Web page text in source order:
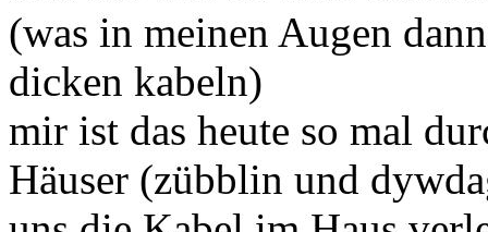
(was in meinen Augen
dicken kabeln)
mir ist das heute so mal
Häuser (zübblin und